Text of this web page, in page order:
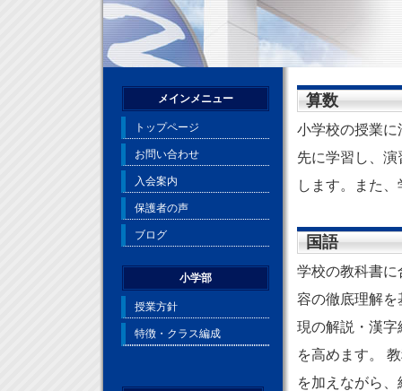
算数
小学校の授業
先に学習し、
します。また
国語
学校の教科書
容の徹底理解
現の解説・漢
を高めます。
を加えながら